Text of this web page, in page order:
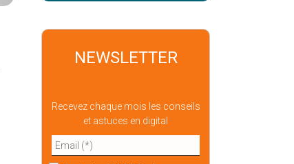
NEWSLETTER
Recevez chaque mois les conseils
et astuces en digital